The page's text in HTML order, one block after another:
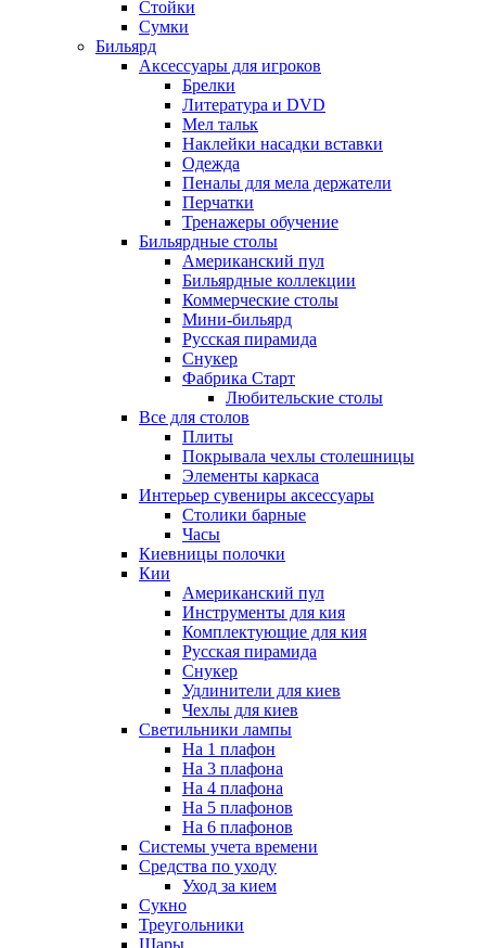
Стойки
Сумки
Бильярд
Аксессуары для игроков
Брелки
Литература и DVD
Мел тальк
Наклейки насадки вставки
Одежда
Пеналы для мела держатели
Перчатки
Тренажеры обучение
Бильярдные столы
Американский пул
Бильярдные коллекции
Коммерческие столы
Мини-бильярд
Русская пирамида
Снукер
Фабрика Старт
Любительские столы
Все для столов
Плиты
Покрывала чехлы столешницы
Элементы каркаса
Интерьер сувениры аксессуары
Столики барные
Часы
Киевницы полочки
Кии
Американский пул
Инструменты для кия
Комплектующие для кия
Русская пирамида
Снукер
Удлинители для киев
Чехлы для киев
Светильники лампы
На 1 плафон
На 3 плафона
На 4 плафона
На 5 плафонов
На 6 плафонов
Системы учета времени
Средства по уходу
Уход за кием
Сукно
Треугольники
Шары